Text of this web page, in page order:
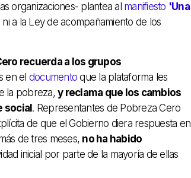
organizaciones- plantea al manifiesto 'Una
a la Ley de acompañamiento de los
recuerda a los grupos
en el documento que la plataforma les
la pobreza, y reclama que los cambios
social . Representantes de Pobreza Cero
de que el Gobierno diera respuesta en
de tres meses, no ha habido
inicial por parte de la mayoría de ellas